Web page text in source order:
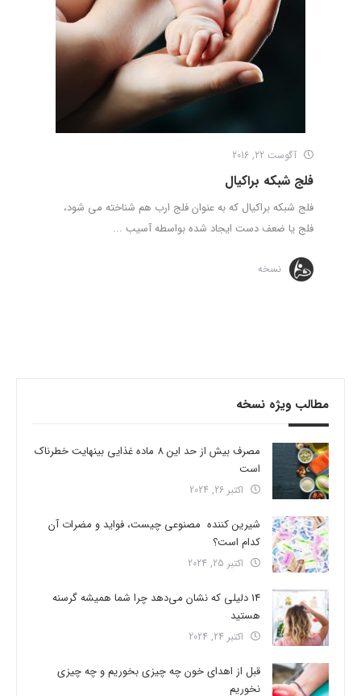
آگوست 22, 2016
فلج شبکه براکیال
فلج شبکه براکیال که به عنوان فلج ارب هم شناخته می شود،
فلج یا ضعف دست ایجاد شده بواسطه آسیب ...
نسخه
مطالب ویژه نسخه
مصرف بیش از حد این 8 ماده غذایی بینهایت خطرناک
است
اکتبر 26, 2024
شیرین کننده مصنوعی چیست، فواید و مضرات آن
کدام است؟
اکتبر 25, 2024
14 دلیلی که نشان می‌دهد چرا شما همیشه گرسنه
هستید
اکتبر 24, 2024
قبل از اهدای خون چه چیزی بخوریم و چه چیزی
نخوریم